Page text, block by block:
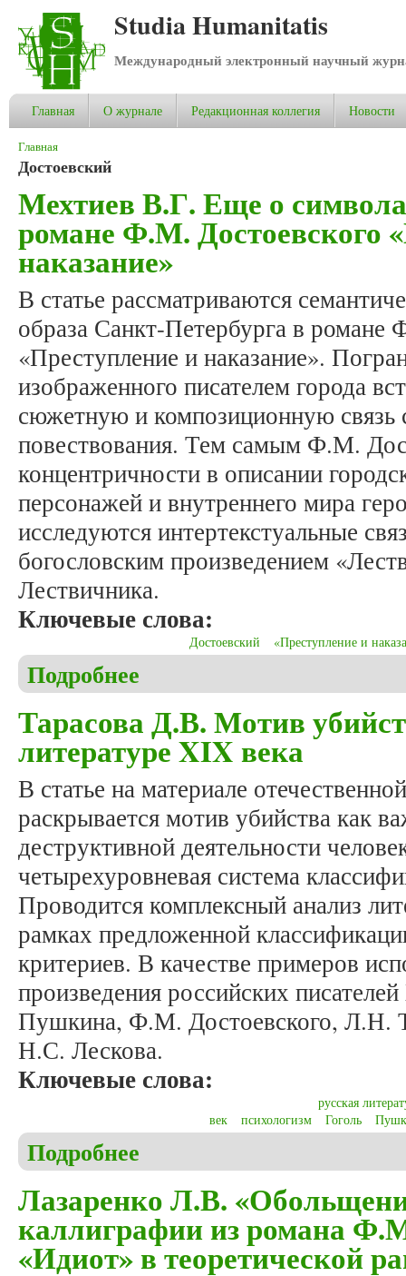
Studia Humanitatis
Международный электронный научный
Главная О журнале Редакционная коллегия Новости
Вы здесь
Главная
Достоевский
Мехтиев В.Г. Еще о
романе Ф.М. Достоевского
наказание»
В статье рассматриваются
образа Санкт-Петербурга в романе
«Преступление и наказание».
изображенного писателем города
сюжетную и композиционную связь
повествования. Тем самым Ф.М.
концентричности в описании
персонажей и внутреннего мира
исследуются интертекстуальные
богословским произведением
Лествичника.
Ключевые слова:
Достоевский «Преступление и
Подробнее
Тарасова Д.В. Мотив
литературе XIX века
В статье на материале
раскрывается мотив убийства как
деструктивной деятельности
четырехуровневая система
Проводится комплексный анализ
рамках предложенной
критериев. В качестве примеров
произведения российских
Пушкина, Ф.М. Достоевского, Л.Н.
Н.С. Лескова.
Ключевые слова:
русская
век
психологизм Гоголь
Подробнее
Лазаренко Л.В.
каллиграфии из романа
«Идиот» в теоретической